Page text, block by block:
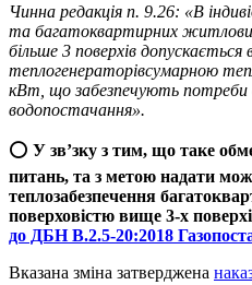
Чинна редакція п. 9.26: «В
та багатоквартирних
більше 3 поверхів допускається
теплогенераторівсумарною
кВт, що забезпечують потреби
водопостачання».
⭕️ У зв’зку з тим, що таке
питань, та з метою надати
теплозабезпечення
поверховістю вище 3-х
до ДБН В.2.5-20:2018
Вказана зміна затверджена